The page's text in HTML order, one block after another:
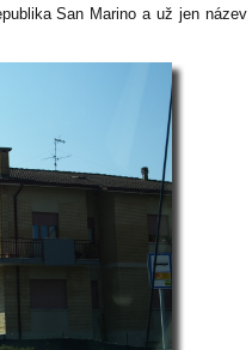
San Marino a už jen název